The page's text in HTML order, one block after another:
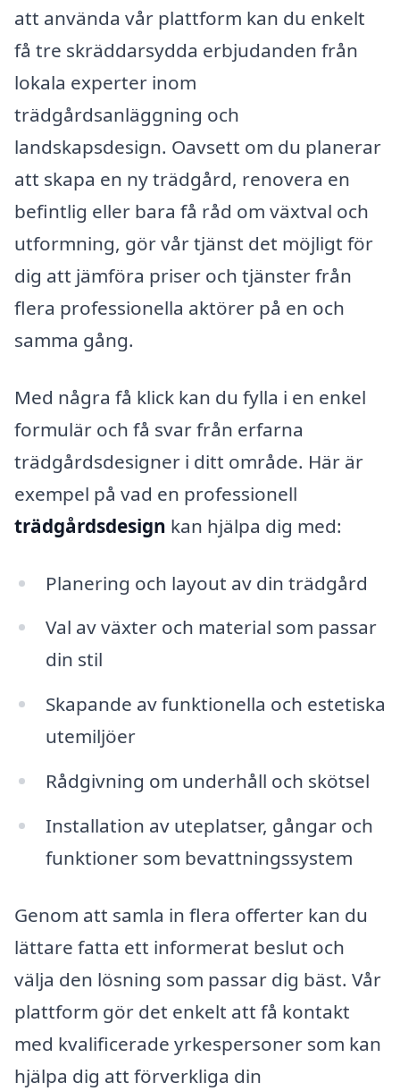
att använda vår plattform kan du enkelt
få tre skräddarsydda erbjudanden från
lokala experter inom
trädgårdsanläggning och
landskapsdesign. Oavsett om du planerar
att skapa en ny trädgård, renovera en
befintlig eller bara få råd om växtval och
utformning, gör vår tjänst det möjligt för
dig att jämföra priser och tjänster från
flera professionella aktörer på en och
samma gång.
Med några få klick kan du fylla i en enkel
formulär och få svar från erfarna
trädgårdsdesigner i ditt område. Här är
exempel på vad en professionell
trädgårdsdesign kan hjälpa dig med:
Planering och layout av din trädgård
Val av växter och material som passar
din stil
Skapande av funktionella och estetiska
utemiljöer
Rådgivning om underhåll och skötsel
Installation av uteplatser, gångar och
funktioner som bevattningssystem
Genom att samla in flera offerter kan du
lättare fatta ett informerat beslut och
välja den lösning som passar dig bäst. Vår
plattform gör det enkelt att få kontakt
med kvalificerade yrkespersoner som kan
hjälpa dig att förverkliga din